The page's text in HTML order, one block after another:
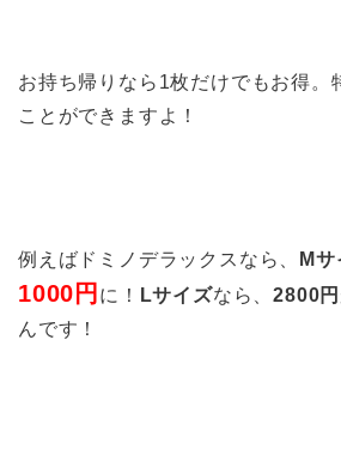
お持ち帰りなら1枚だけでもお得。
ことができますよ！
例えばドミノデラックスなら、 M
1000円 に！ Lサイズなら、2800円
んです！